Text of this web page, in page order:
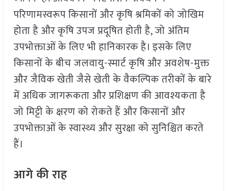
परिणामस्वरूप किसानों और कृषि श्रमिकों को जोखिम
होता है और कृषि उपज प्रदूषित होती है, जो अंतिम
उपभोक्ताओं के लिए भी हानिकारक है। इसके लिए
किसानों के बीच जलवायु-स्मार्ट कृषि और अवशेष-मुक्त
और जैविक खेती जैसे खेती के वैकल्पिक तरीकों के बारे
में अधिक जागरूकता और प्रशिक्षण की आवश्यकता है
जो मिट्टी के क्षरण को रोकते हैं और किसानों और
उपभोक्ताओं के स्वास्थ्य और सुरक्षा को सुनिश्चित करते
हैं।
आगे की राह